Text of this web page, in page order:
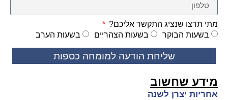
מתי תרצו שנציג התקשר אליכם?
בשעות הבוקר
בשעות הצהריים בשעות הערב
שליחת הודעה למומחה כספות
מידע שחשוב
אחריות יצרן לשנה